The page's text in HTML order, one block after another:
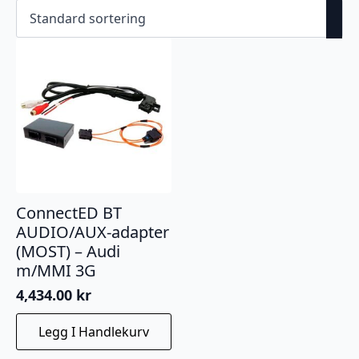
ConnectED BT
AUDIO/AUX-adapter
(MOST) – Audi
m/MMI 3G
4,434.00 kr
Legg I Handlekurv